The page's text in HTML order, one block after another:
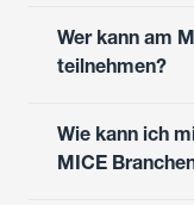
Wer kann am
teilnehmen?
Wie kann ich
MICE